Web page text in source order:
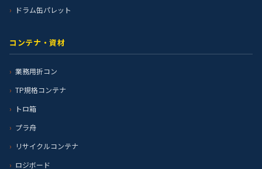
ドラム缶パレット
コンテナ・資材
業務用折コン
TP規格コンテナ
トロ箱
プラ舟
リサイクルコンテナ
ロジボード